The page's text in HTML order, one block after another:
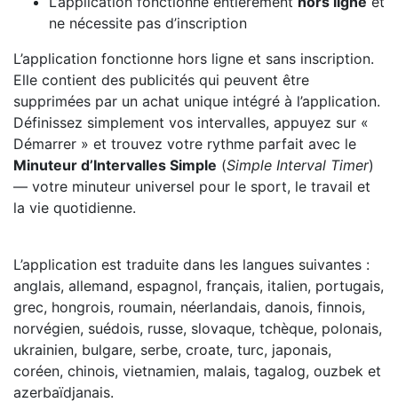
ne nécessite pas d’inscription
L’application fonctionne hors ligne et sans inscription.
Elle contient des publicités qui peuvent être
supprimées par un achat unique intégré à l’application.
Définissez simplement vos intervalles, appuyez sur «
Démarrer » et trouvez votre rythme parfait avec le
Minuteur d’Intervalles Simple (Simple Interval Timer)
— votre minuteur universel pour le sport, le travail et
la vie quotidienne.
L’application est traduite dans les langues suivantes :
anglais, allemand, espagnol, français, italien, portugais,
grec, hongrois, roumain, néerlandais, danois, finnois,
norvégien, suédois, russe, slovaque, tchèque, polonais,
ukrainien, bulgare, serbe, croate, turc, japonais,
coréen, chinois, vietnamien, malais, tagalog, ouzbek et
azerbaïdjanais.